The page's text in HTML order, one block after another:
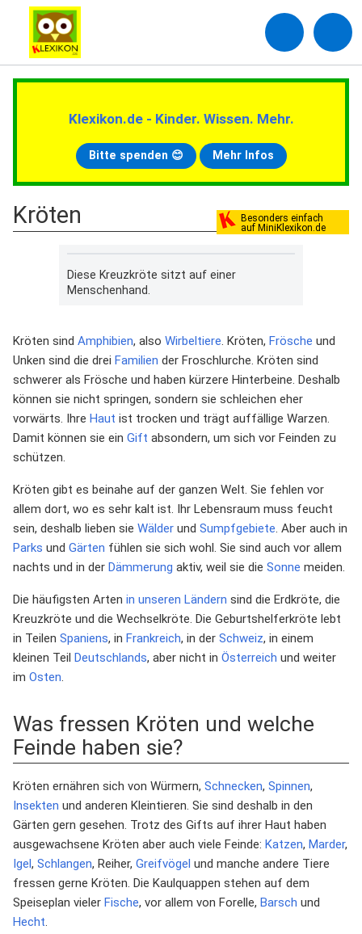
Klexikon.de - Kinder. Wissen. Mehr.
Bitte spenden 😊 Mehr Infos
Besonders einfach
auf MiniKlexikon.de
Kröten
Diese Kreuzkröte sitzt auf einer
Menschenhand.
Kröten sind Amphibien, also Wirbeltiere. Kröten, Frösche und
Unken sind die drei Familien der Froschlurche. Kröten sind
schwerer als Frösche und haben kürzere Hinterbeine. Deshalb
können sie nicht springen, sondern sie schleichen eher
vorwärts. Ihre Haut ist trocken und trägt auffällige Warzen.
Damit können sie ein Gift absondern, um sich vor Feinden zu
schützen.
Kröten gibt es beinahe auf der ganzen Welt. Sie fehlen vor
allem dort, wo es sehr kalt ist. Ihr Lebensraum muss feucht
sein, deshalb lieben sie Wälder und Sumpfgebiete. Aber auch in
Parks und Gärten fühlen sie sich wohl. Sie sind auch vor allem
nachts und in der Dämmerung aktiv, weil sie die Sonne meiden.
Die häufigsten Arten in unseren Ländern sind die Erdkröte, die
Kreuzkröte und die Wechselkröte. Die Geburtshelferkröte lebt
in Teilen Spaniens, in Frankreich, in der Schweiz, in einem
kleinen Teil Deutschlands, aber nicht in Österreich und weiter
im Osten.
Was fressen Kröten und welche
Feinde haben sie?
Kröten ernähren sich von Würmern, Schnecken, Spinnen,
Insekten und anderen Kleintieren. Sie sind deshalb in den
Gärten gern gesehen. Trotz des Gifts auf ihrer Haut haben
ausgewachsene Kröten aber auch viele Feinde: Katzen, Marder,
Igel, Schlangen, Reiher, Greifvögel und manche andere Tiere
fressen gerne Kröten. Die Kaulquappen stehen auf dem
Speiseplan vieler Fische, vor allem von Forelle, Barsch und
Hecht.